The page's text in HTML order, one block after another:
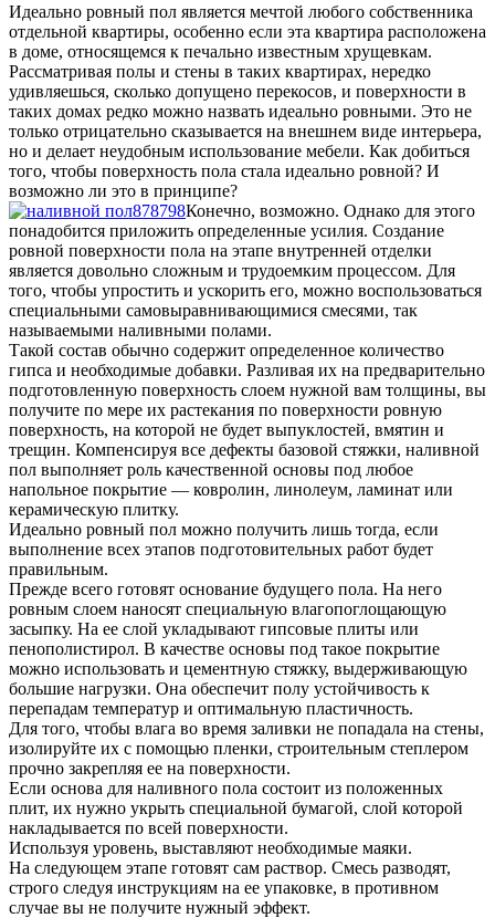
Идеально ровный пол является мечтой любого собственника
отдельной квартиры, особенно если эта квартира расположена
в доме, относящемся к печально известным хрущевкам.
Рассматривая полы и стены в таких квартирах, нередко
удивляешься, сколько допущено перекосов, и поверхности в
таких домах редко можно назвать идеально ровными. Это не
только отрицательно сказывается на внешнем виде интерьера,
но и делает неудобным использование мебели. Как добиться
того, чтобы поверхность пола стала идеально ровной? И
возможно ли это в принципе?
Конечно, возможно. Однако для этого
понадобится приложить определенные усилия. Создание
ровной поверхности пола на этапе внутренней отделки
является довольно сложным и трудоемким процессом. Для
того, чтобы упростить и ускорить его, можно воспользоваться
специальными самовыравнивающимися смесями, так
называемыми наливными полами.
Такой состав обычно содержит определенное количество
гипса и необходимые добавки. Разливая их на предварительно
подготовленную поверхность слоем нужной вам толщины, вы
получите по мере их растекания по поверхности ровную
поверхность, на которой не будет выпуклостей, вмятин и
трещин. Компенсируя все дефекты базовой стяжки, наливной
пол выполняет роль качественной основы под любое
напольное покрытие — ковролин, линолеум, ламинат или
керамическую плитку.
Идеально ровный пол можно получить лишь тогда, если
выполнение всех этапов подготовительных работ будет
правильным.
Прежде всего готовят основание будущего пола. На него
ровным слоем наносят специальную влагопоглощающую
засыпку. На ее слой укладывают гипсовые плиты или
пенополистирол. В качестве основы под такое покрытие
можно использовать и цементную стяжку, выдерживающую
большие нагрузки. Она обеспечит полу устойчивость к
перепадам температур и оптимальную пластичность.
Для того, чтобы влага во время заливки не попадала на стены,
изолируйте их с помощью пленки, строительным степлером
прочно закрепляя ее на поверхности.
Если основа для наливного пола состоит из положенных
плит, их нужно укрыть специальной бумагой, слой которой
накладывается по всей поверхности.
Используя уровень, выставляют необходимые маяки.
На следующем этапе готовят сам раствор. Смесь разводят,
строго следуя инструкциям на ее упаковке, в противном
случае вы не получите нужный эффект.